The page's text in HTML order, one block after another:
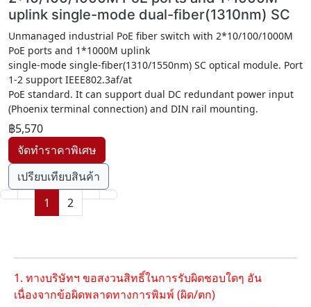
uplink single-mode dual-fiber(1310nm) SC
Unmanaged industrial PoE fiber switch with 2*10/100/1000M
PoE ports and 1*1000M uplink
single-mode single-fiber(1310/1550nm) SC optical module. Port
1-2 support IEEE802.3af/at
PoE standard. It can support dual DC redundant power input
(Phoenix terminal connection) and DIN rail mounting.
฿5,570
เปรียบเทียบสินค้า
1
2
1. ทางบริษัทฯ ขอสงวนสิทธิ์ในการรับผิดชอบใดๆ อัน
เนื่องจากข้อผิดพลาดทางการพิมพ์ (ผิด/ตก)